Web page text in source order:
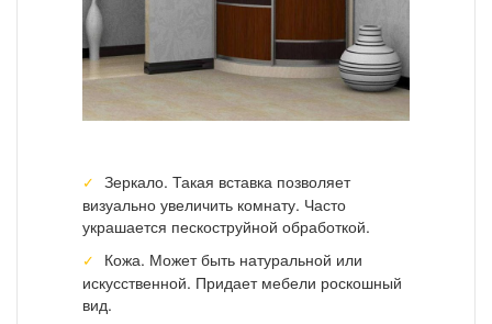
Зеркало. Такая вставка позволяет
визуально увеличить комнату. Часто
украшается пескоструйной обработкой.
Кожа. Может быть натуральной или
искусственной. Придает мебели роскошный
вид.